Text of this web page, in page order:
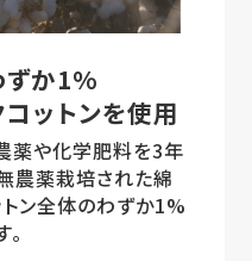
ずか1%
ットンを使用
薬や化学肥料を3年
農薬栽培された綿
ン全体のわずか1%